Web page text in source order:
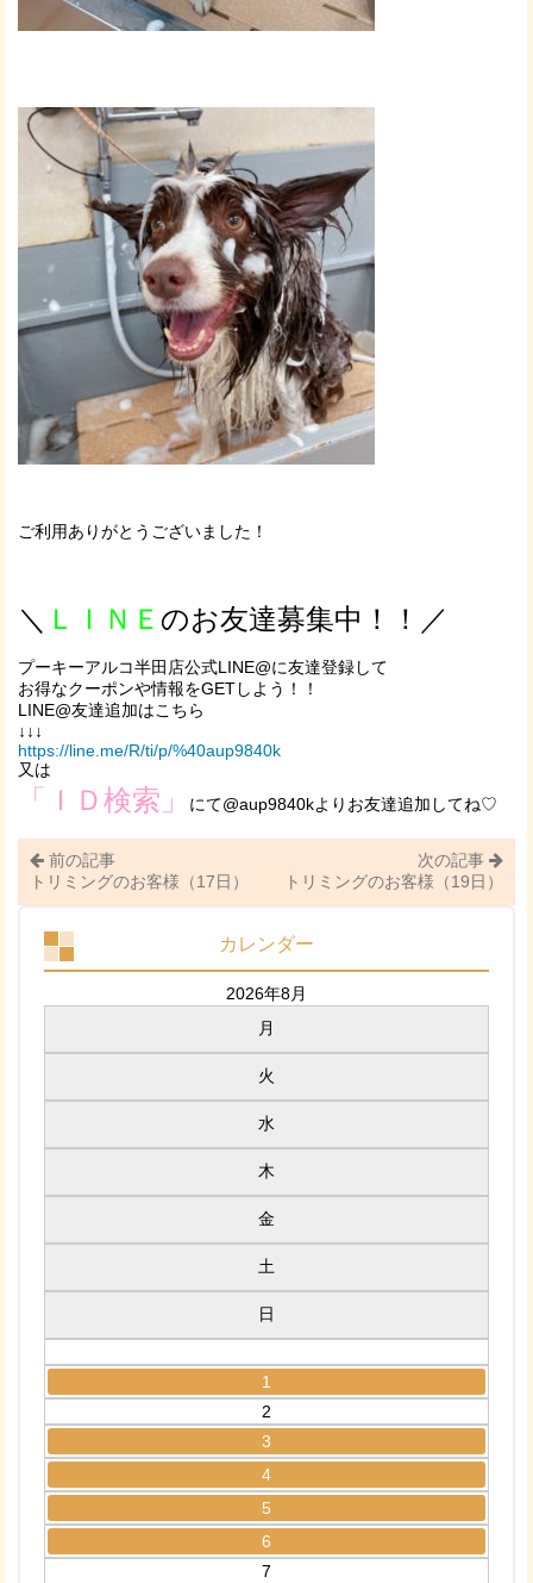
ご利用ありがとうございました！
＼ ＬＩＮＥ のお友達募集中！！／
プーキーアルコ半田店公式LINE@に友達登録して
お得なクーポンや情報をGETしよう！！
LINE@友達追加はこちら
↓↓↓
https://line.me/R/ti/p/%40aup9840k
又は
「ＩＤ検索」 にて@aup9840kよりお友達追加してね♡
前の記事
トリミングのお客様（17日）
次の記事
トリミングのお客様（19日）
カレンダー
2026年8月
月
火
水
木
金
土
日
1
2
3
4
5
6
7